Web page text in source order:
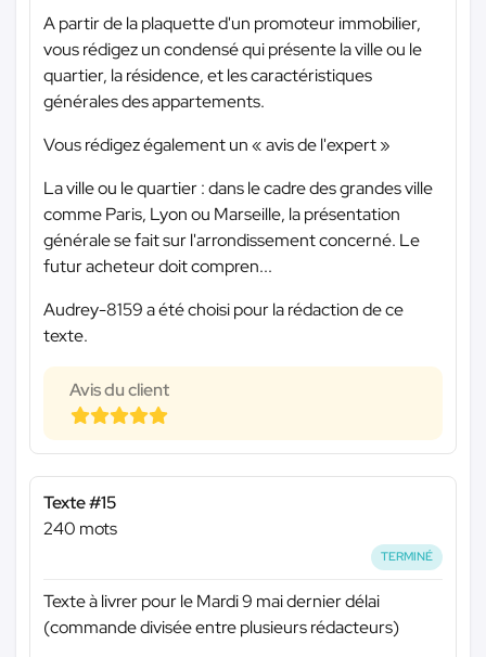
A partir de la plaquette d'un promoteur immobilier,
vous rédigez un condensé qui présente la ville ou le
quartier, la résidence, et les caractéristiques
générales des appartements.
Vous rédigez également un « avis de l'expert »
La ville ou le quartier : dans le cadre des grandes ville
comme Paris, Lyon ou Marseille, la présentation
générale se fait sur l'arrondissement concerné. Le
futur acheteur doit compren...
Audrey-8159 a été choisi pour la rédaction de ce
texte.
Avis du client
Texte #15
240 mots
TERMINÉ
Texte à livrer pour le Mardi 9 mai dernier délai
(commande divisée entre plusieurs rédacteurs)